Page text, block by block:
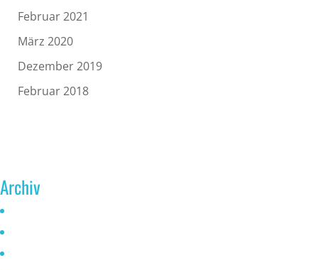
Februar 2021
März 2020
Dezember 2019
Februar 2018
Archiv